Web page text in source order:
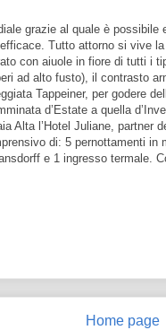
grazie al quale è possibile
Tutto attorno si vive
con aiuole in fiore di tutti i
ad alto fusto), il contrasto
Tappeiner, per godere
d’Estate a quella
Alta l’Hotel Juliane, partner
di: 5 pernottamenti in
e 1 ingresso termale.
Home page